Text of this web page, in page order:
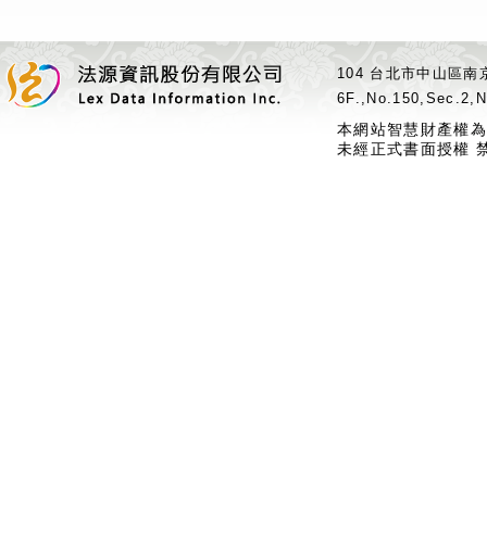
104 台北市中山區
本網站智慧財產權
未經正式書面授權